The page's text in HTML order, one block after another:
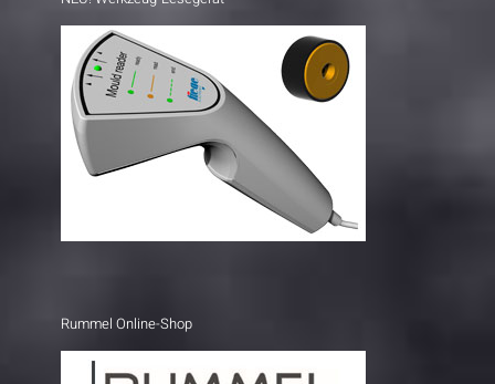
Rummel Online-Shop